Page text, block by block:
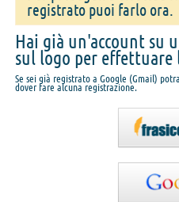
registrato puoi farlo ora.
Hai già un'account su
sul logo per effettuare
Se sei già registrato a Google (Gmail)
dover fare alcuna registrazione.